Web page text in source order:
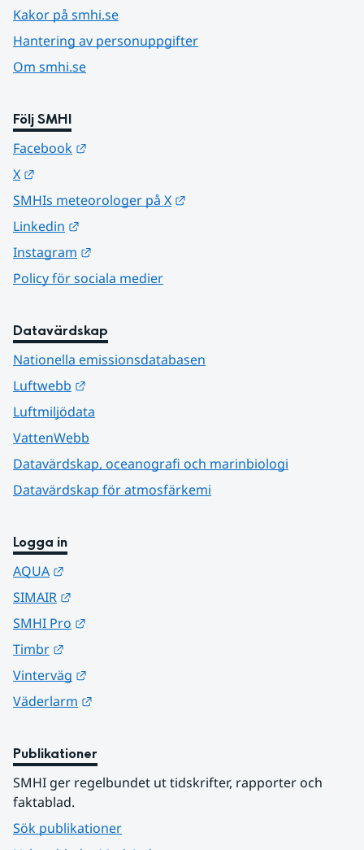
Kakor på smhi.se
Hantering av personuppgifter
Om smhi.se
Följ SMHI
Facebook
X
SMHIs meteorologer på X
Linkedin
Instagram
Policy för sociala medier
Datavärdskap
Nationella emissionsdatabasen
Luftwebb
Luftmiljödata
VattenWebb
Datavärdskap, oceanografi och marinbiologi
Datavärdskap för atmosfärkemi
Logga in
AQUA
SIMAIR
SMHI Pro
Timbr
Vinterväg
Väderlarm
Publikationer
SMHI ger regelbundet ut tidskrifter, rapporter och
faktablad.
Sök publikationer